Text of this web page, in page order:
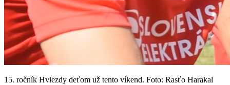
15. ročník Hviezdy deťom už tento víkend. Foto: Rasťo Harakal